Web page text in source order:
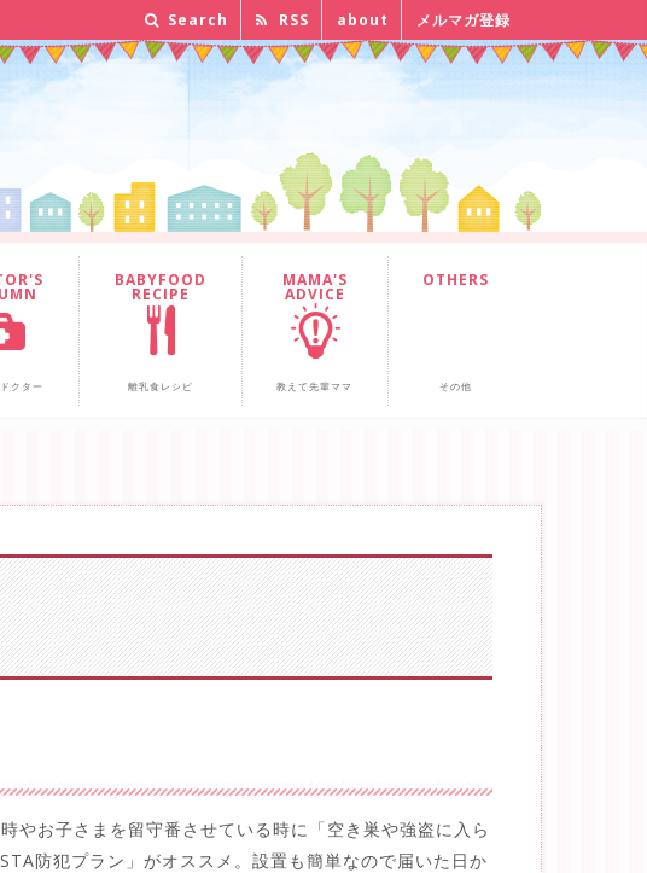
Search RSS about メルマガ登録
クター
BABYFOOD
RECIPE
離乳食レシピ
MAMA'S
ADVICE
教えて先輩ママ
OTHERS
その他
やお子さまを留守番させている時に「空き巣や強盗に入ら
防犯プラン」がオススメ。設置も簡単なので届いた日か